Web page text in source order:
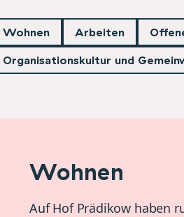
Wohnen Arbeiten
Organisationskultur und
Wohnen
Auf Hof Prädikow haben